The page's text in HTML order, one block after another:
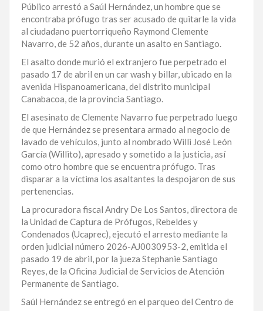
SANTO
DOMINGO
SAN
JUAN
LA
ALTAGRACIA
PUERTO
PLATA
CONTÁCTENOS
Público arrestó a Saúl Hernández, un hombre que se
encontraba prófugo tras ser acusado de quitarle la vida
al ciudadano puertorriqueño Raymond Clemente
Navarro, de 52 años, durante un asalto en Santiago.
El asalto donde murió el extranjero fue perpetrado el
pasado 17 de abril en un car wash y billar, ubicado en la
avenida Hispanoamericana, del distrito municipal
Canabacoa, de la provincia Santiago.
El asesinato de Clemente Navarro fue perpetrado luego
de que Hernández se presentara armado al negocio de
lavado de vehículos, junto al nombrado Willi José León
García (Willito), apresado y sometido a la justicia, así
como otro hombre que se encuentra prófugo. Tras
disparar a la víctima los asaltantes la despojaron de sus
pertenencias.
La procuradora fiscal Andry De Los Santos, directora de
la Unidad de Captura de Prófugos, Rebeldes y
Condenados (Ucaprec), ejecutó el arresto mediante la
orden judicial número 2026-AJ0030953-2, emitida el
pasado 19 de abril, por la jueza Stephanie Santiago
Reyes, de la Oficina Judicial de Servicios de Atención
Permanente de Santiago.
Saúl Hernández se entregó en el parqueo del Centro de